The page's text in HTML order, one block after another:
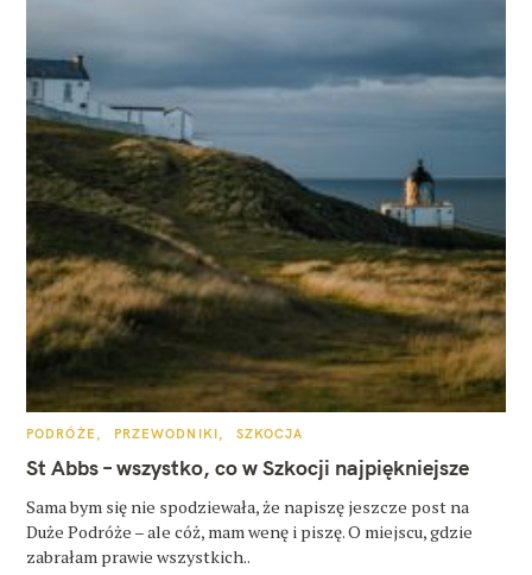
K
T
E
O
R
I
PODRÓŻE PRZEWODNIKI SZKOCJA
St Abbs – wszystko, co w Szkocji najpiękniejsze
Sama bym się nie spodziewała, że napiszę jeszcze post na
Duże Podróże – ale cóż, mam wenę i piszę. O miejscu, gdzie
zabrałam prawie wszystkich..